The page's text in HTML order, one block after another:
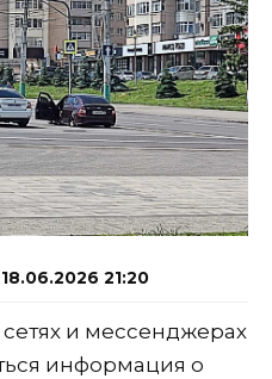
18.06.2026 21:20
и мессенджерах
информация о